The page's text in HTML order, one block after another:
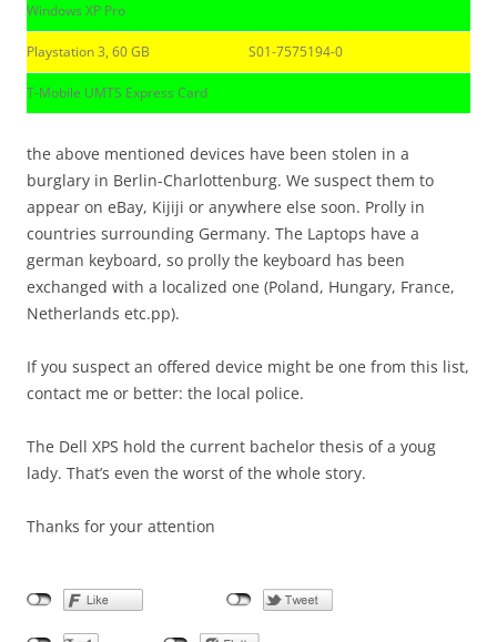
Windows XP Pro
Playstation 3, 60 GB S01-7575194-0
T-Mobile UMTS Express Card
the above mentioned devices have been stolen in a
burglary in Berlin-Charlottenburg. We suspect them to
appear on eBay, Kijiji or anywhere else soon. Prolly in
countries surrounding Germany. The Laptops have a
german keyboard, so prolly the keyboard has been
exchanged with a localized one (Poland, Hungary, France,
Netherlands etc.pp).
If you suspect an offered device might be one from this list,
contact me or better: the local police.
The Dell XPS hold the current bachelor thesis of a youg
lady. That’s even the worst of the whole story.
Thanks for your attention